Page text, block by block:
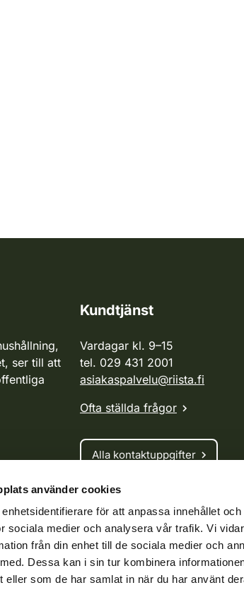
använder cookies
för att anpassa innehållet
sociala medier och analysera vår trafik. Vi
från din enhet till de sociala medier och
Dessa kan i sin tur kombinera
eller som de har samlat in när du har använt
ser till att
Kundtjänst
Vardagar kl. 9–15
tel. 029 431 2001
asiakaspalvelu@riista.fi
Ofta ställda frågor
Alla kontaktuppgifter
Jaktkort
Oma riista -tjänsten
Ansökan om licenser och